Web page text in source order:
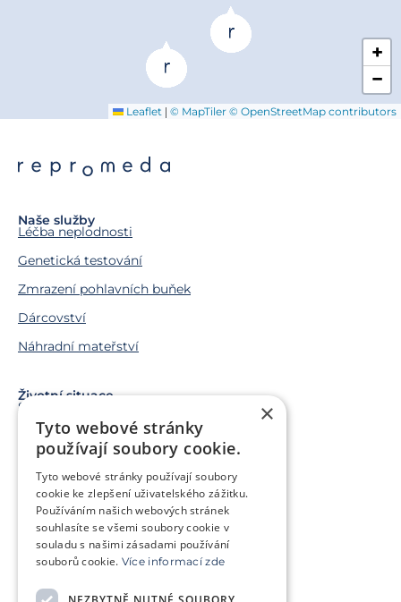
+
−
Leaflet | © MapTiler © OpenStreetMap contributors
Naše služby
Léčba neplodnosti
Genetická testování
Zmrazení pohlavních buňek
Dárcovství
Náhradní mateřství
Životní situace
Snažíme se o miminko
Chci miminko v budoucnu
Jsem v onkologické léčbě
Chci pomoct jiným párům
Klientská zóna
×
Tyto webové stránky
používají soubory cookie.
Tyto webové stránky používají soubory
cookie ke zlepšení uživatelského zážitku.
Používáním našich webových stránek
souhlasíte se všemi soubory cookie v
souladu s našimi zásadami používání
souborů cookie. Více informací zde